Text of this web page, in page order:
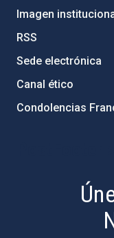
Imagen
RSS
Sede electrónica
Canal ético
Condolencias